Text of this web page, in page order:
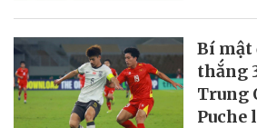
Bí mật
thắng
Trung
Puche